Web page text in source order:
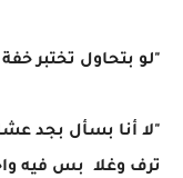
"لو بتحاول تختبر
"لا أنا بسأل بجد
ترف وغلا بس فيه